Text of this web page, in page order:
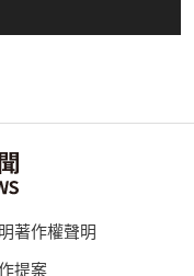
著作權聲明
提案